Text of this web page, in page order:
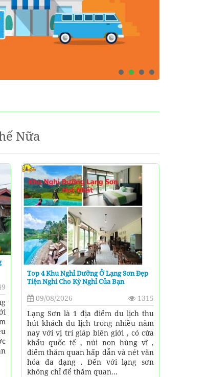
Nữa
Top 4 Khu Nghỉ Dưỡng Ở Lạng Sơn Đẹp
Tiện Nghi Cho Kỳ Nghỉ Của Bạn
09/08/2026
1315
Lạng Sơn là 1 địa điểm du lịch thu
hút khách du lịch trong nhiều năm
nay với vị trí giáp biên giới , có cửa
khẩu quốc tế , núi non hùng vĩ ,
điểm thăm quan hấp dẫn và nét văn
hóa đa dạng . Đến với lạng sơn
không chỉ để thăm quan...